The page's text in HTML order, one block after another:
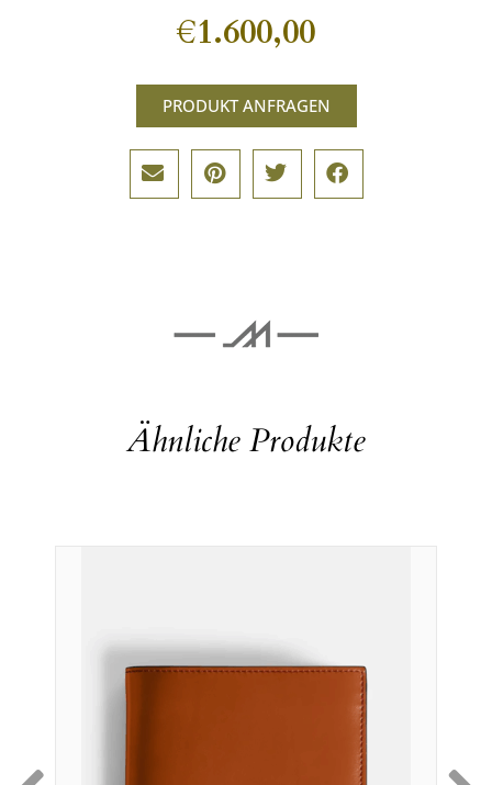
€1.600,00
PRODUKT ANFRAGEN
Ähnliche Produkte